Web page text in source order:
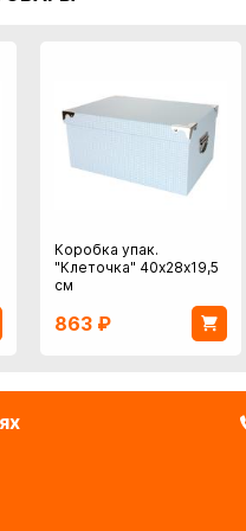
Коробка упак.
"Клеточка" 40х28х19,5
см
863 ₽